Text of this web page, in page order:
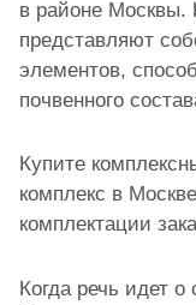
в районе Москвы.
представляют
элементов,
почвенного
Купите
комплекc в
комплектации
Когда речь идет о